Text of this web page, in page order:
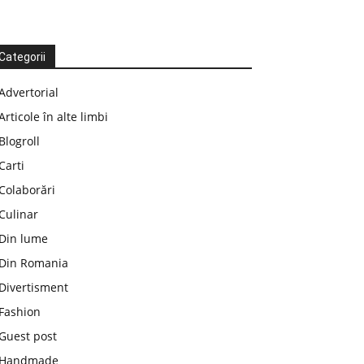
în alte limbi
Blogroll
Din lume
Din Romania
Divertisment
Fashion
post
Handmade